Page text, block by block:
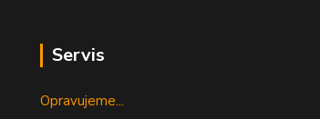
Servis
Opravujeme...